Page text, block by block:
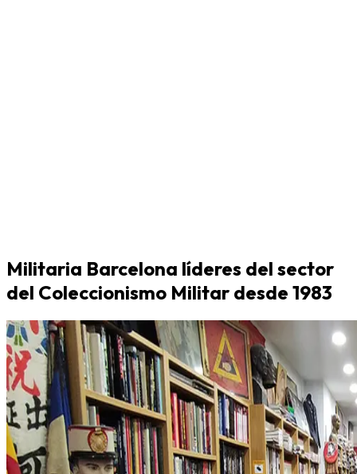
Militaria Barcelona líderes del sector
del Coleccionismo Militar desde 1983